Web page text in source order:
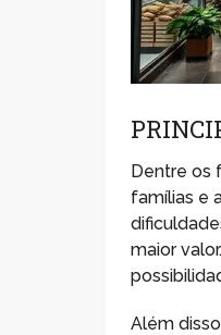
Dentre os
famílias e
maior
Além